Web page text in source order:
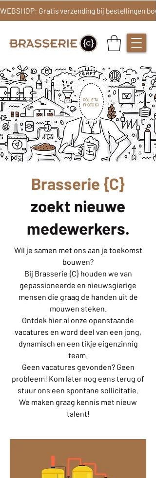
Brasserie {C}
zoekt nieuwe
medewerkers.
Wil je samen met ons aan je toekomst
bouwen?
Bij Brasserie {C} houden we van
gepassioneerde en nieuwsgierige
mensen die graag de handen uit de
mouwen steken.
Ontdek hier al onze openstaande
vacatures en word deel van een jong,
dynamisch en een tikje eigenzinnig
team.
Geen vacatures gevonden? Geen
probleem! Kom later nog eens terug of
stuur ons een spontane sollicitatie.
We maken graag kennis met nieuw
talent!